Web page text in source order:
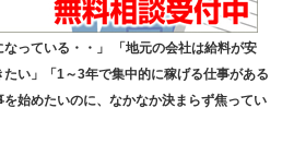
なっている・・」 「地元の会社は給料が安
い」「1～3年で集中的に稼げる仕事がある
始めたいのに、なかなか決まらず焦ってい